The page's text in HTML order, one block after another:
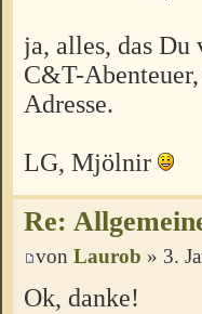
ja, alles, das
C&T-
Adresse.
LG, Mjölnir
Re:
von Laurob » 3.
Ok, danke!